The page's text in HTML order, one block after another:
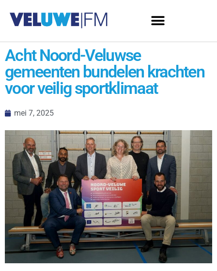
Acht Noord-Veluwse
gemeenten bundelen krachten
voor veilig sportklimaat
mei 7, 2025